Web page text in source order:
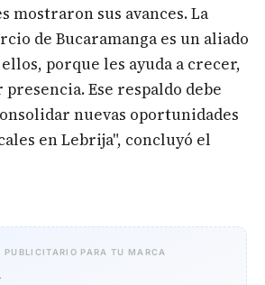
mostraron sus avances. La
de Bucaramanga es un aliado
porque les ayuda a crecer,
Ese respaldo debe
nuevas oportunidades
en Lebrija", concluyó el
PUBLICITARIO PARA TU MARCA